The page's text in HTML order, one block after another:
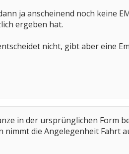
ja anscheinend noch keine
ergeben hat.
nicht, gibt aber eine
in der ursprünglichen Form
nimmt die Angelegenheit Fahrt